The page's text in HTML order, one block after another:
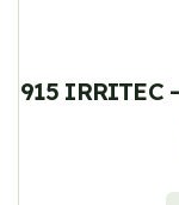
915 IRRITEC